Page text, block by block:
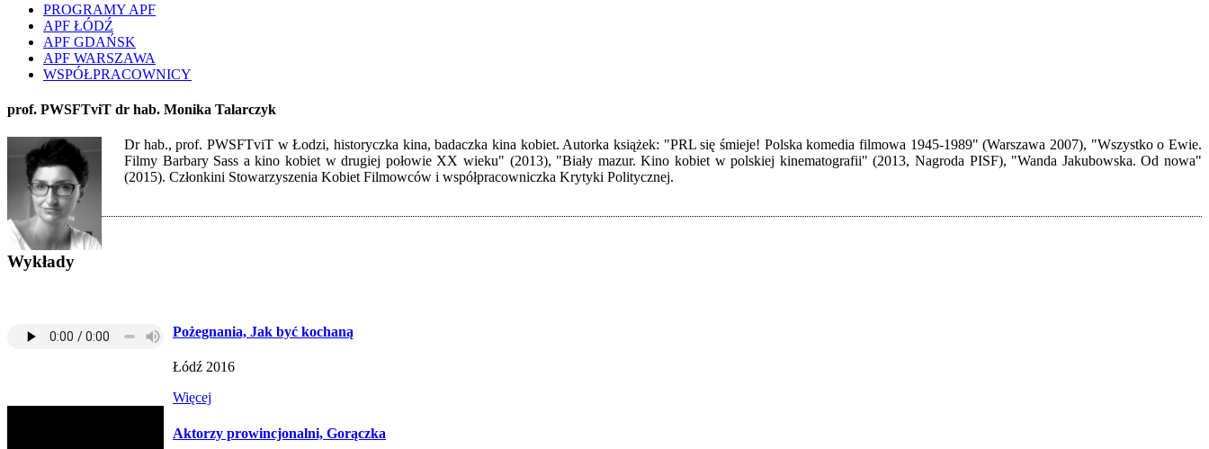
PROGRAMY APF
APF ŁÓDŹ
APF GDAŃSK
APF WARSZAWA
WSPÓŁPRACOWNICY
prof. PWSFTviT dr hab. Monika Talarczyk
Dr hab., prof. PWSFTviT w Łodzi, historyczka kina, badaczka kina kobiet. Autorka książek: "PRL się śmieje! Polska komedia filmowa 1945-1989" (Warszawa 2007), "Wszystko o Ewie.
Filmy Barbary Sass a kino kobiet w drugiej połowie XX wieku" (2013), "Biały mazur. Kino kobiet w polskiej kinematografii" (2013, Nagroda PISF), "Wanda Jakubowska. Od nowa"
(2015). Członkini Stowarzyszenia Kobiet Filmowców i współpracowniczka Krytyki Politycznej.
Wykłady
Pożegnania, Jak być kochaną
Łódź 2016
Więcej
Aktorzy prowincjonalni, Gorączka